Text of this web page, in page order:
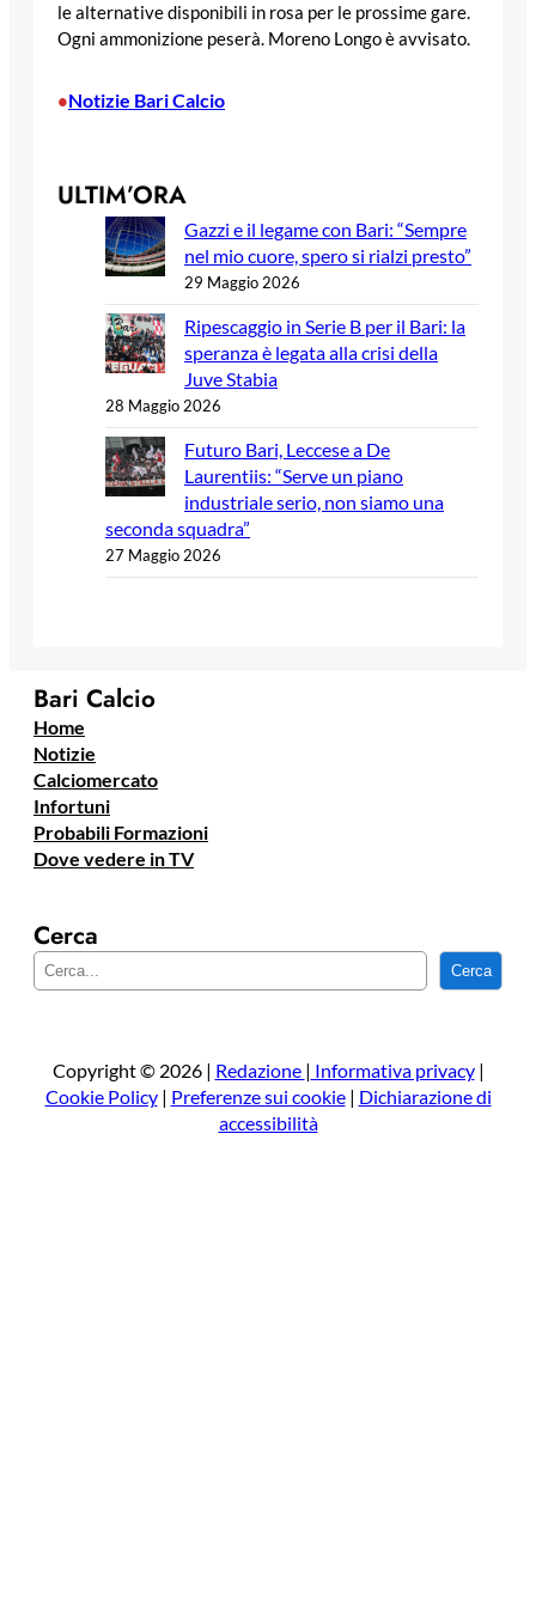
le alternative disponibili in rosa per le prossime gare.
Ogni ammonizione peserà. Moreno Longo è avvisato.
•Notizie Bari Calcio
ULTIM’ORA
Gazzi e il legame con Bari: “Sempre
nel mio cuore, spero si rialzi presto”
29 Maggio 2026
Ripescaggio in Serie B per il Bari: la
speranza è legata alla crisi della
Juve Stabia
28 Maggio 2026
Futuro Bari, Leccese a De
Laurentiis: “Serve un piano
industriale serio, non siamo una
seconda squadra”
27 Maggio 2026
Bari Calcio
Home
Notizie
Calciomercato
Infortuni
Probabili Formazioni
Dove vedere in TV
Cerca
e
a
Cerca
Copyright © 2026 | Redazione | Informativa privacy|
Cookie Policy| Preferenze sui cookie| Dichiarazione di
accessibilità